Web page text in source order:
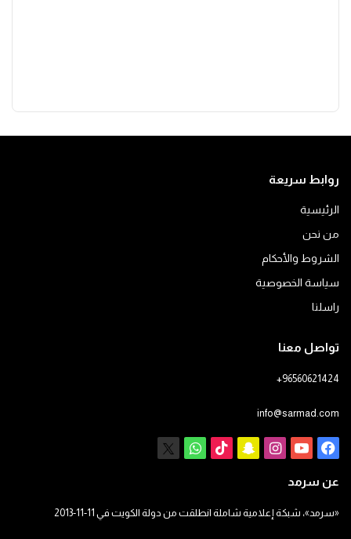
روابط سريعة
الرئيسية
من نحن
الشروط والأحكام
سياسة الخصوصية
راسلنا
تواصل معنا
+96560621424
info@sarmad.com
فيسبوكيوتيوبانستقرام
سناب ‫TikTokواتساب
عن سرمد
«سرمد»، شبكة إعلامية شاملة انطلقت من دولة الكويت في 11-11-2013